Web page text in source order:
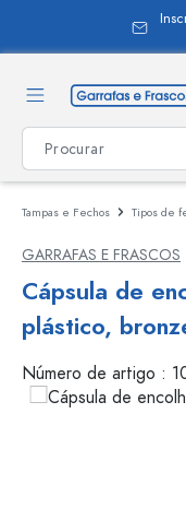
Tampas e Fechos Tipos de
GARRAFAS E FRASCOS
Cápsula de
plástico,
Número de artigo :